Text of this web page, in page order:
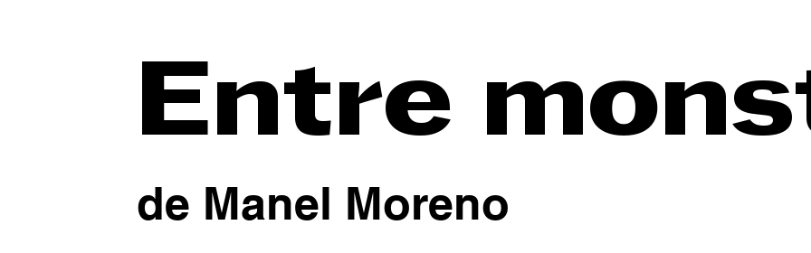
Entre
de Manel Moreno